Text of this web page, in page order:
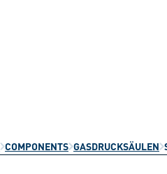
COMPONENTS GASDRUCKSÄULEN